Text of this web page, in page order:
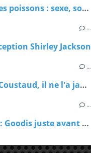
Sous le signe des poissons : sexe, solitude et goût du sel
…
Shirley Jackson
…
Whalefall : ça, Coustaud, il ne l'a jamais fait
…
Retour à la vie : Goodis juste avant la gloire